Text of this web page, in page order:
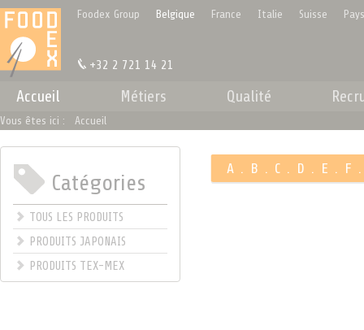
Foodex Group Belgique France Italie Suisse
+32 2 721 14 21
Accueil Métiers Qualité
Vous êtes ici : Accueil
Catégories
TOUS LES PRODUITS
PRODUITS JAPONAIS
PRODUITS TEX-MEX
A . B . C . D . E . F
.
Panneau de gestion des cookies